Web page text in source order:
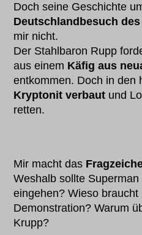
Doch seine Geschichte
Deutschlandbesuch
mir nicht.
Der Stahlbaron Rupp
aus einem Käfig aus
entkommen. Doch in den
Kryptonit verbaut und
retten.
Mir macht das
Weshalb sollte
eingehen? Wieso
Demonstration? Warum
Krupp?